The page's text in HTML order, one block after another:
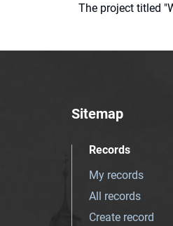
The project titled
Sitemap
Records
My records
All records
Create record